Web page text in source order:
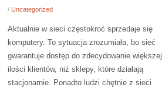
/Uncategorized
Aktualnie w sieci częstokroć sprzedaje się
komputery. To sytuacja zrozumiała, bo sieć
gwarantuje dostęp do zdecydowanie większej
ilości klientów, niż sklepy, które działają
stacjonarnie. Ponadto ludzi chętnie z sieci